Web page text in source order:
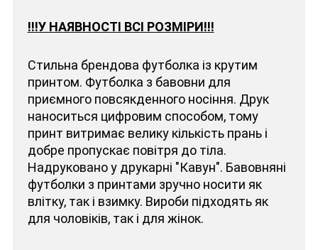
!!!У НАЯВНОСТІ ВСІ РОЗМІРИ!!!
Стильна брендова футболка із крутим
принтом. Футболка з бавовни для
приємного повсякденного носіння. Друк
наноситься цифровим способом, тому
принт витримає велику кількість прань і
добре пропускає повітря до тіла.
Надруковано у друкарні "Кавун". Бавовняні
футболки з принтами зручно носити як
влітку, так і взимку. Вироби підходять як
для чоловіків, так і для жінок.